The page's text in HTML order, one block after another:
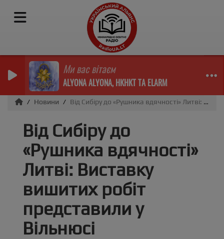
Ми вас вітаєм
ALYONA ALYONA, НКНКТ ТА ELARM
Новини Від Сибіру до «Рушника вдячності» Литві: Виставку вишитих робіт представили у Вільнюсі
Від Сибіру до
«Рушника вдячності»
Литві: Виставку
вишитих робіт
представили у
Вільнюсі